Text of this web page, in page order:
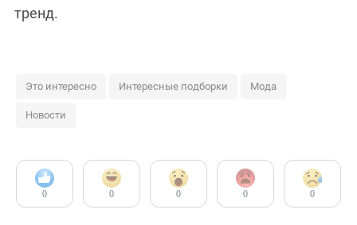
тренд.
Это интересно Интересные подборки Мода
Новости
0 0 0 0 0